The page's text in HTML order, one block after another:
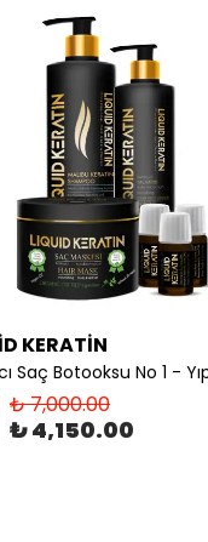
KERATİN
₺ 7,000.00
₺ 4,150.00